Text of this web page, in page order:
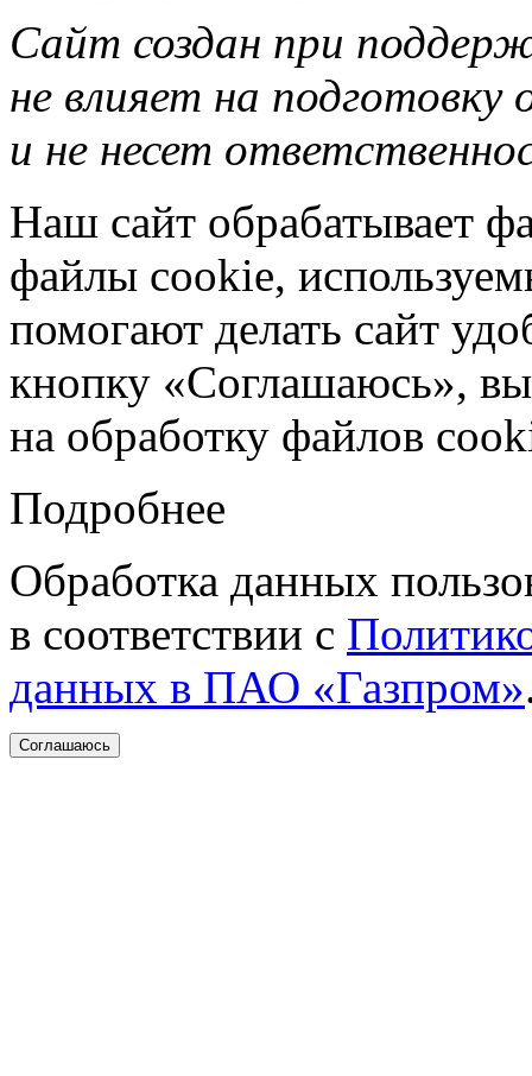
Сайт создан при
не влияет на подготовку
и не несет
Наш сайт обрабатывает
файлы cookie,
помогают делать сайт
кнопку «Соглашаюсь», вы
на обработку файлов
Подробнее
Обработка данных
в соответствии с
данных в ПАО «Газпром»
Соглашаюсь